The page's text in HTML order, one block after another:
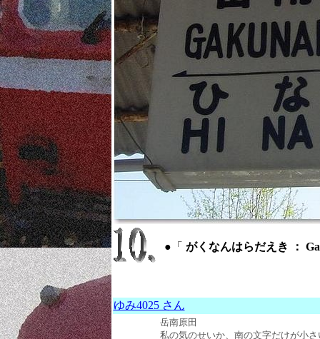
●「 がくなんはらだえき ：
ゆみ4025 さん
岳南原田
私の気のせいか、南の文字だけが小